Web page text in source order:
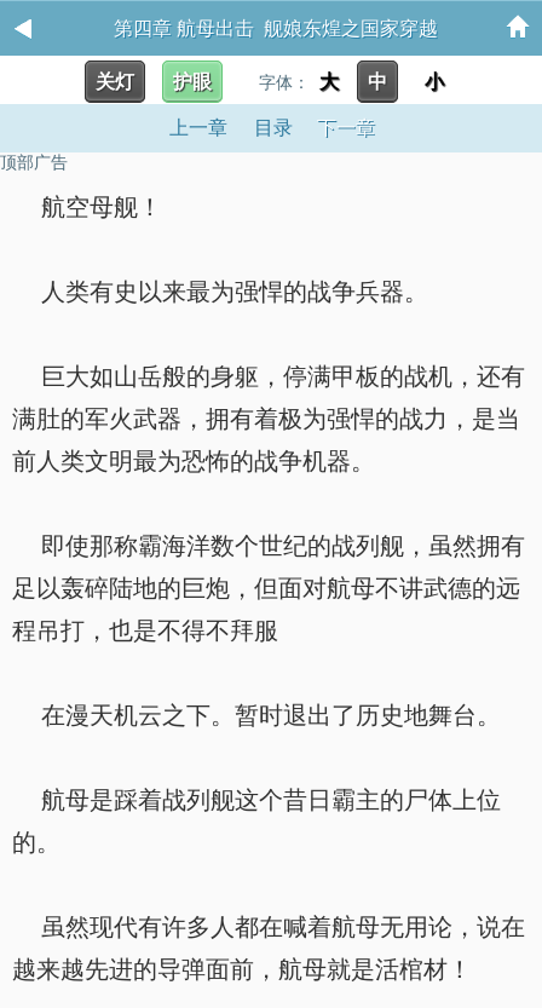
第四章 航母出击 舰娘东煌之国家穿越
关灯 护眼 字体： 大 中 小
上一章 目录 下一章
顶部广告
航空母舰！
人类有史以来最为强悍的战争兵器。
巨大如山岳般的身躯，停满甲板的战机，还有
满肚的军火武器，拥有着极为强悍的战力，是当
前人类文明最为恐怖的战争机器。
即使那称霸海洋数个世纪的战列舰，虽然拥有
足以轰碎陆地的巨炮，但面对航母不讲武德的远
程吊打，也是不得不拜服
在漫天机云之下。暂时退出了历史地舞台。
航母是踩着战列舰这个昔日霸主的尸体上位
的。
虽然现代有许多人都在喊着航母无用论，说在
越来越先进的导弹面前，航母就是活棺材！